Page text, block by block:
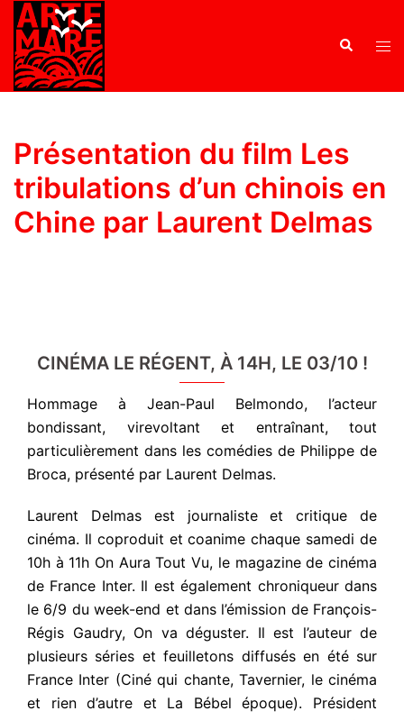
Présentation du film Les
tribulations d’un chinois en
Chine par Laurent Delmas
CINÉMA LE RÉGENT, À 14H, LE 03/10 !
Hommage à Jean-Paul Belmondo, l’acteur
bondissant, virevoltant et entraînant, tout
particulièrement dans les comédies de Philippe de
Broca, présenté par Laurent Delmas.
Laurent Delmas est journaliste et critique de
cinéma. Il coproduit et coanime chaque samedi de
10h à 11h On Aura Tout Vu, le magazine de cinéma
de France Inter. Il est également chroniqueur dans
le 6/9 du week-end et dans l’émission de François-
Régis Gaudry, On va déguster. Il est l’auteur de
plusieurs séries et feuilletons diffusés en été sur
France Inter (Ciné qui chante, Tavernier, le cinéma
et rien d’autre et La Bébel époque). Président